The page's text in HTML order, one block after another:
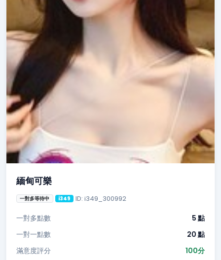
緬甸可樂
一對多等待中 i349 ID: i349_300992
一對多點數
5 點
一對一點數
20 點
滿意度評分
100分